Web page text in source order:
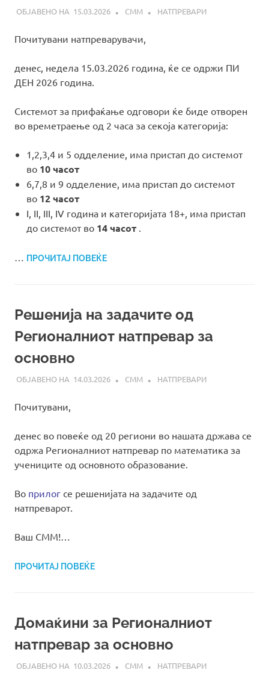
15.03.2026 СММ НАТПРЕВАРИ
Почитувани натпреварувачи,
денес, недела 15.03.2026 година, ќе се одржи ПИ
ДЕН 2026 година.
Системот за прифаќање одговори ќе биде отворен
во времетраење од 2 часа за секоја категорија:
1,2,3,4 и 5 одделение, има пристап до системот
во 10 часот
6,7,8 и 9 одделение, има пристап до системот
во 12 часот
I, II, III, IV година и категоријата 18+, има пристап
до системот во 14 часот .
… ПРОЧИТАЈ ПОВЕЌЕ
Решенија на задачите од
Регионалниот натпревар за
основно
14.03.2026 СММ НАТПРЕВАРИ
Почитувани,
денес во повеќе од 20 региони во нашата држава се
одржа Регионалниот натпревар по математика за
учениците од основното образование.
Во прилог се решенијата на задачите од
натпреварот.
Ваш СММ!…
ПРОЧИТАЈ ПОВЕЌЕ
Домаќини за Регионалниот
натпревар за основно
10.03.2026 СММ НАТПРЕВАРИ